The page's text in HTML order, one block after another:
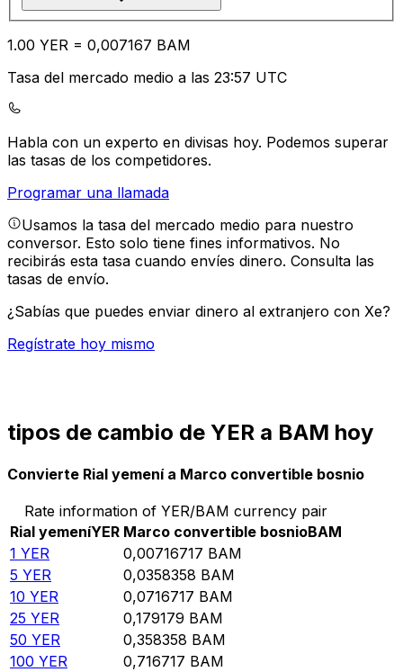
1.00 YER = 0,007167 BAM
Tasa del mercado medio a las 23:57 UTC
Habla con un experto en divisas hoy. Podemos superar
las tasas de los competidores.
Programar una llamada
Usamos la tasa del mercado medio para nuestro
conversor. Esto solo tiene fines informativos. No
recibirás esta tasa cuando envíes dinero. Consulta las
tasas de envío.
¿Sabías que puedes enviar dinero al extranjero con Xe?
Regístrate hoy mismo
tipos de cambio de YER a BAM hoy
Convierte Rial yemení a Marco convertible bosnio
Rate information of YER/BAM currency pair
Rial yemeníYER Marco convertible bosnioBAM
1 YER 0,00716717 BAM
5 YER 0,0358358 BAM
10 YER 0,0716717 BAM
25 YER 0,179179 BAM
50 YER 0,358358 BAM
100 YER 0,716717 BAM